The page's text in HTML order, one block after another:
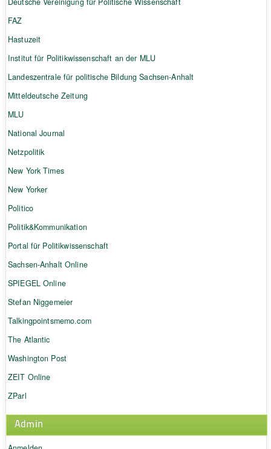
FAZ
Hastuzeit
Institut für Politikwissenschaft an der MLU
Landeszentrale für politische Bildung Sachsen-Anhalt
Mitteldeutsche Zeitung
MLU
National Journal
Netzpolitik
New York Times
New Yorker
Politico
Politik&Kommunikation
Portal für Politikwissenschaft
Sachsen-Anhalt Online
SPIEGEL Online
Stefan Niggemeier
Talkingpointsmemo.com
The Atlantic
Washington Post
ZEIT Online
ZParl
Admin